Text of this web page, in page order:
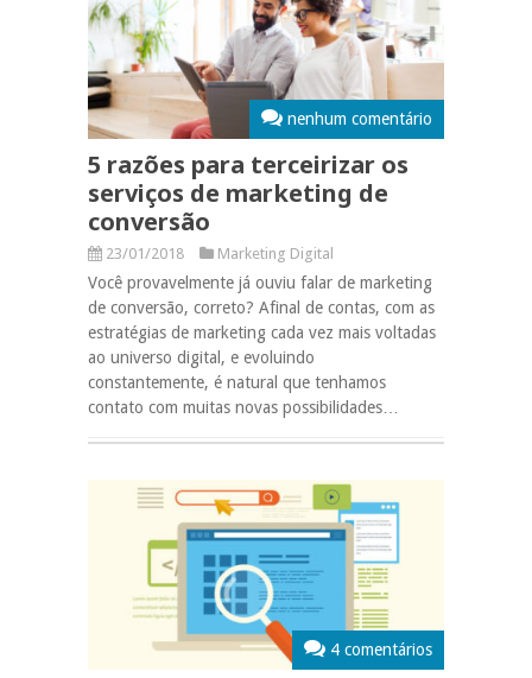
nenhum comentário
5 razões para terceirizar os
serviços de marketing de
conversão
23/01/2018 Marketing Digital
Você provavelmente já ouviu falar de marketing
de conversão, correto? Afinal de contas, com as
estratégias de marketing cada vez mais voltadas
ao universo digital, e evoluindo
constantemente, é natural que tenhamos
contato com muitas novas possibilidades…
4 comentários